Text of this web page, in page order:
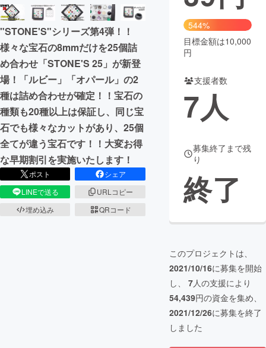
まちづくり・地域活性化
CAMPFIRE for Social Good
CAMPFIRE Creation
CAMPFIREふるさと納税machi-ya コミュニティ
"STONE'S"シリーズ第4弾！！
様々な宝石の8mmだけを25個詰
め合わせ「STONE'S 25」が新登
場！「ルビー」「オパール」の2
種は詰め合わせが確定！！宝石の
種類も20種以上は保証し、同じ宝
石でも様々なカットがあり、25個
全てが違う宝石です！！大変お得
な早期割引を実施いたします！
ポスト
シェア
LINEで送る
URLコピー
埋め込み
QRコード
544%
目標金額は10,000
円
支援者数
7人
募集終了まで残
り
終了
このプロジェクトは、
2021/10/16に募集を開始
し、 7人の支援により
54,439円の資金を集め、
2021/12/26に募集を終了
しました